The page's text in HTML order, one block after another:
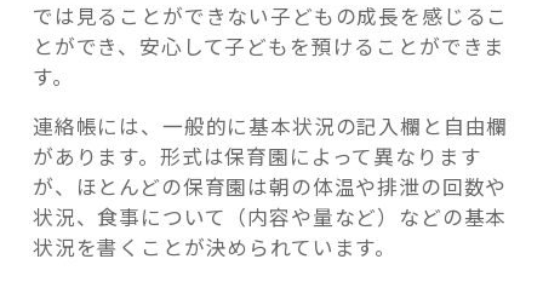
では見ることができない子どもの成長を感じるこ
とができ、安心して子どもを預けることができま
す。
連絡帳には、一般的に基本状況の記入欄と自由欄
があります。形式は保育園によって異なります
が、ほとんどの保育園は朝の体温や排泄の回数や
状況、食事について（内容や量など）などの基本
状況を書くことが決められています。